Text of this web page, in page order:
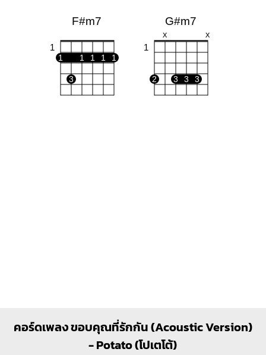
F#m7
1
1 1 1 1 1
3
G#m7
X X
1
2 3 3 3
O O O O
1
X O O O
1
คอร์ดเพลง ขอบคุณที่รักกัน (Acoustic Version)
- Potato (โปเตโต้)